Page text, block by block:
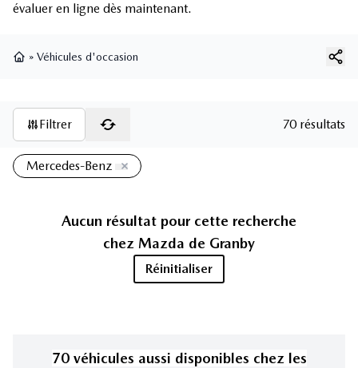
évaluer en ligne dès maintenant.
» Véhicules d'occasion
Filtrer 70 résultats
Mercedes-Benz
Aucun résultat pour cette recherche
chez Mazda de Granby
Réinitialiser
70 véhicules aussi disponibles chez les